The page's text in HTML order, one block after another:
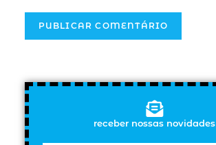
receber nossas novidades